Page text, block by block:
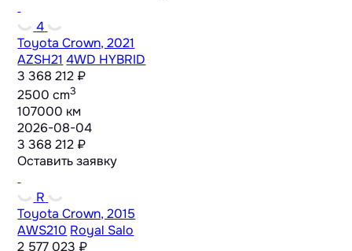
4
Toyota Crown, 2021
AZSH21 4WD HYBRID
3 368 212 ₽
2500 cm3
107000 км
2026-08-04
3 368 212 ₽
Оставить заявку
R
Toyota Crown, 2015
AWS210 Royal Salo
2 577 023 ₽